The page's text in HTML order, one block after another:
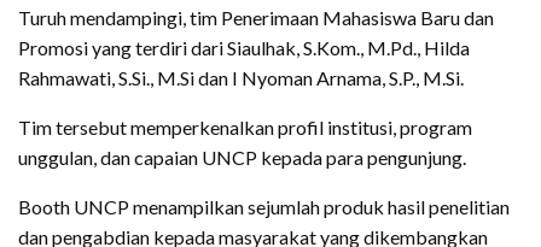
Turuh mendampingi, tim Penerimaan Mahasiswa Baru dan
Promosi yang terdiri dari Siaulhak, S.Kom., M.Pd., Hilda
Rahmawati, S.Si., M.Si dan I Nyoman Arnama, S.P., M.Si.
Tim tersebut memperkenalkan profil institusi, program
unggulan, dan capaian UNCP kepada para pengunjung.
Booth UNCP menampilkan sejumlah produk hasil penelitian
dan pengabdian kepada masyarakat yang dikembangkan